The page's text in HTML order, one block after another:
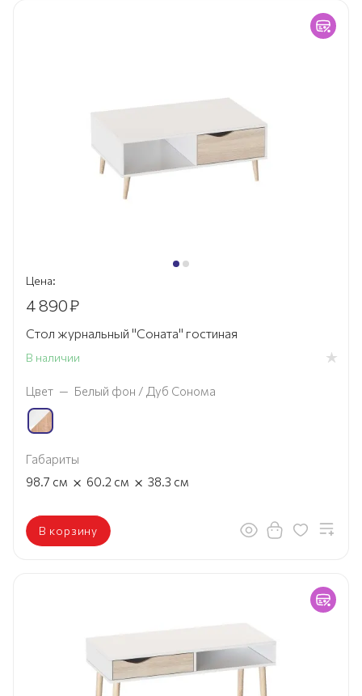
Цена:
4 890₽
Стол журнальный "Соната" гостиная
В наличии
Цвет — Белый фон / Дуб Сонома
Габариты
98.7 см × 60.2 см × 38.3 см
В корзину